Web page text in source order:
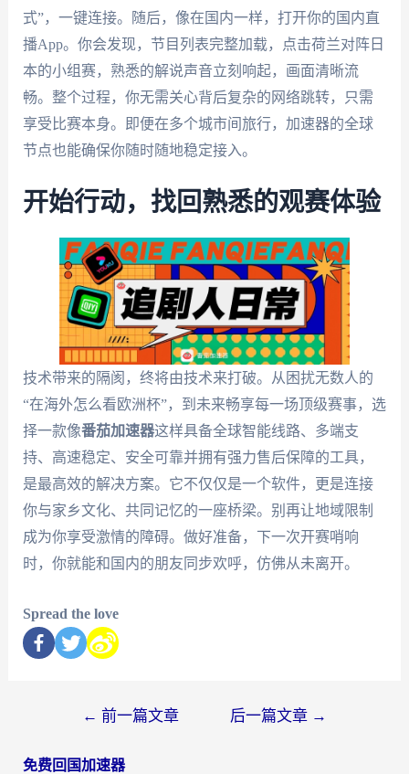
式”，一键连接。随后，像在国内一样，打开你的国内直
播App。你会发现，节目列表完整加载，点击荷兰对阵日
本的小组赛，熟悉的解说声音立刻响起，画面清晰流
畅。整个过程，你无需关心背后复杂的网络跳转，只需
享受比赛本身。即便在多个城市间旅行，加速器的全球
节点也能确保你随时随地稳定接入。
开始行动，找回熟悉的观赛体验
技术带来的隔阂，终将由技术来打破。从困扰无数人的
“在海外怎么看欧洲杯”，到未来畅享每一场顶级赛事，选
择一款像番茄加速器这样具备全球智能线路、多端支
持、高速稳定、安全可靠并拥有强力售后保障的工具，
是最高效的解决方案。它不仅仅是一个软件，更是连接
你与家乡文化、共同记忆的一座桥梁。别再让地域限制
成为你享受激情的障碍。做好准备，下一次开赛哨响
时，你就能和国内的朋友同步欢呼，仿佛从未离开。
Spread the love
← 前一篇文章 后一篇文章 →
免费回国加速器